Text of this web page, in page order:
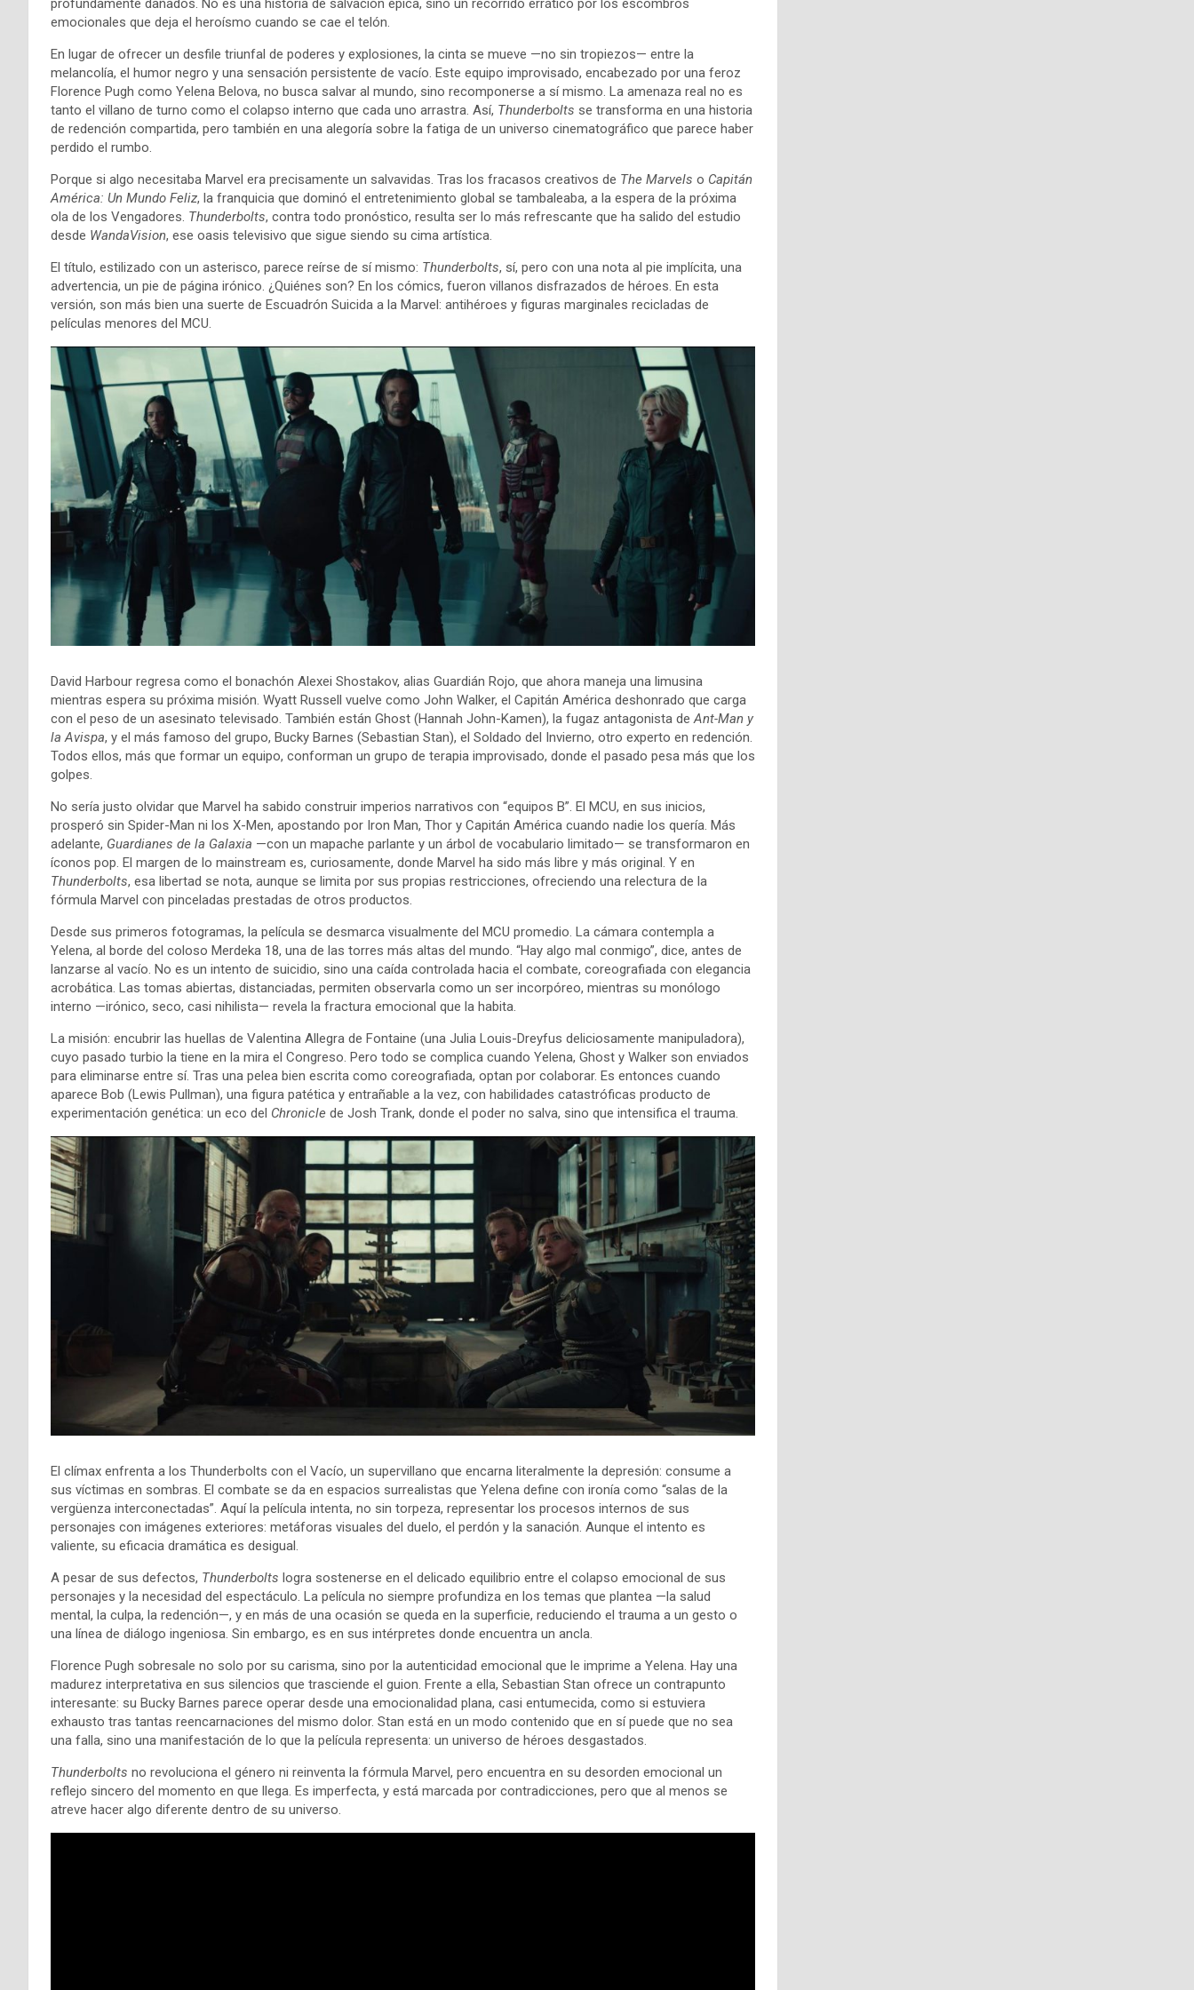
emocionales que deja el heroísmo cuando se cae el telón.
En lugar de ofrecer un desfile triunfal de poderes y explosiones, la cinta se mueve —no sin tropiezos— entre la
melancolía, el humor negro y una sensación persistente de vacío. Este equipo improvisado, encabezado por una feroz
Florence Pugh como Yelena Belova, no busca salvar al mundo, sino recomponerse a sí mismo. La amenaza real no es
tanto el villano de turno como el colapso interno que cada uno arrastra. Así, Thunderbolts se transforma en una historia
de redención compartida, pero también en una alegoría sobre la fatiga de un universo cinematográfico que parece haber
perdido el rumbo.
Porque si algo necesitaba Marvel era precisamente un salvavidas. Tras los fracasos creativos de The Marvels o Capitán
América: Un Mundo Feliz, la franquicia que dominó el entretenimiento global se tambaleaba, a la espera de la próxima
ola de los Vengadores. Thunderbolts, contra todo pronóstico, resulta ser lo más refrescante que ha salido del estudio
desde WandaVision, ese oasis televisivo que sigue siendo su cima artística.
El título, estilizado con un asterisco, parece reírse de sí mismo: Thunderbolts, sí, pero con una nota al pie implícita, una
advertencia, un pie de página irónico. ¿Quiénes son? En los cómics, fueron villanos disfrazados de héroes. En esta
versión, son más bien una suerte de Escuadrón Suicida a la Marvel: antihéroes y figuras marginales recicladas de
películas menores del MCU.
David Harbour regresa como el bonachón Alexei Shostakov, alias Guardián Rojo, que ahora maneja una limusina
mientras espera su próxima misión. Wyatt Russell vuelve como John Walker, el Capitán América deshonrado que carga
con el peso de un asesinato televisado. También están Ghost (Hannah John-Kamen), la fugaz antagonista de Ant-Man y
la Avispa, y el más famoso del grupo, Bucky Barnes (Sebastian Stan), el Soldado del Invierno, otro experto en redención.
Todos ellos, más que formar un equipo, conforman un grupo de terapia improvisado, donde el pasado pesa más que los
golpes.
No sería justo olvidar que Marvel ha sabido construir imperios narrativos con “equipos B”. El MCU, en sus inicios,
prosperó sin Spider-Man ni los X-Men, apostando por Iron Man, Thor y Capitán América cuando nadie los quería. Más
adelante, Guardianes de la Galaxia —con un mapache parlante y un árbol de vocabulario limitado— se transformaron en
íconos pop. El margen de lo mainstream es, curiosamente, donde Marvel ha sido más libre y más original. Y en
Thunderbolts, esa libertad se nota, aunque se limita por sus propias restricciones, ofreciendo una relectura de la
fórmula Marvel con pinceladas prestadas de otros productos.
Desde sus primeros fotogramas, la película se desmarca visualmente del MCU promedio. La cámara contempla a
Yelena, al borde del coloso Merdeka 18, una de las torres más altas del mundo. “Hay algo mal conmigo”, dice, antes de
lanzarse al vacío. No es un intento de suicidio, sino una caída controlada hacia el combate, coreografiada con elegancia
acrobática. Las tomas abiertas, distanciadas, permiten observarla como un ser incorpóreo, mientras su monólogo
interno —irónico, seco, casi nihilista— revela la fractura emocional que la habita.
La misión: encubrir las huellas de Valentina Allegra de Fontaine (una Julia Louis-Dreyfus deliciosamente manipuladora),
cuyo pasado turbio la tiene en la mira el Congreso. Pero todo se complica cuando Yelena, Ghost y Walker son enviados
para eliminarse entre sí. Tras una pelea bien escrita como coreografiada, optan por colaborar. Es entonces cuando
aparece Bob (Lewis Pullman), una figura patética y entrañable a la vez, con habilidades catastróficas producto de
experimentación genética: un eco del Chronicle de Josh Trank, donde el poder no salva, sino que intensifica el trauma.
El clímax enfrenta a los Thunderbolts con el Vacío, un supervillano que encarna literalmente la depresión: consume a
sus víctimas en sombras. El combate se da en espacios surrealistas que Yelena define con ironía como “salas de la
vergüenza interconectadas”. Aquí la película intenta, no sin torpeza, representar los procesos internos de sus
personajes con imágenes exteriores: metáforas visuales del duelo, el perdón y la sanación. Aunque el intento es
valiente, su eficacia dramática es desigual.
A pesar de sus defectos, Thunderbolts logra sostenerse en el delicado equilibrio entre el colapso emocional de sus
personajes y la necesidad del espectáculo. La película no siempre profundiza en los temas que plantea —la salud
mental, la culpa, la redención—, y en más de una ocasión se queda en la superficie, reduciendo el trauma a un gesto o
una línea de diálogo ingeniosa. Sin embargo, es en sus intérpretes donde encuentra un ancla.
Florence Pugh sobresale no solo por su carisma, sino por la autenticidad emocional que le imprime a Yelena. Hay una
madurez interpretativa en sus silencios que trasciende el guion. Frente a ella, Sebastian Stan ofrece un contrapunto
interesante: su Bucky Barnes parece operar desde una emocionalidad plana, casi entumecida, como si estuviera
exhausto tras tantas reencarnaciones del mismo dolor. Stan está en un modo contenido que en sí puede que no sea
una falla, sino una manifestación de lo que la película representa: un universo de héroes desgastados.
Thunderbolts no revoluciona el género ni reinventa la fórmula Marvel, pero encuentra en su desorden emocional un
reflejo sincero del momento en que llega. Es imperfecta, y está marcada por contradicciones, pero que al menos se
atreve hacer algo diferente dentro de su universo.